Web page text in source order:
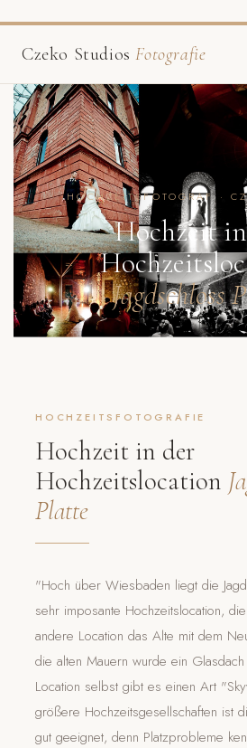
Czeko StudiosFotografie
HOCHZEITSFOTOGRAF ·
Hochzeit
Jagdschloss
HOCHZEITSFOTOGRAFIE
Hochzeit in der
Hochzeitslocation
Platte
"Hoch über Wiesbaden liegt die
sehr imposante Hochzeitslocation,
andere Location das Alte mit dem
die alten Mauern wurde ein
Location selbst gibt es einen Art
größere Hochzeitsgesellschaften ist
gut geeignet, denn Platzprobleme